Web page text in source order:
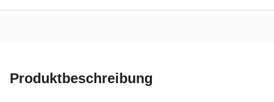
Produktbeschreibung